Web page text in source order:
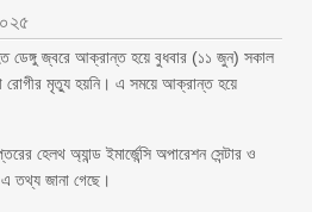
ডেঙ্গু জ্বরে আক্রান্ত হয়ে বুধবার (১১ জুন) সকাল
রোগীর মৃত্যু হয়নি। এ সময়ে আক্রান্ত হয়ে
হেলথ অ্যান্ড ইমার্জেন্সি অপারেশন সেন্টার ও
এ তথ্য জানা গেছে।